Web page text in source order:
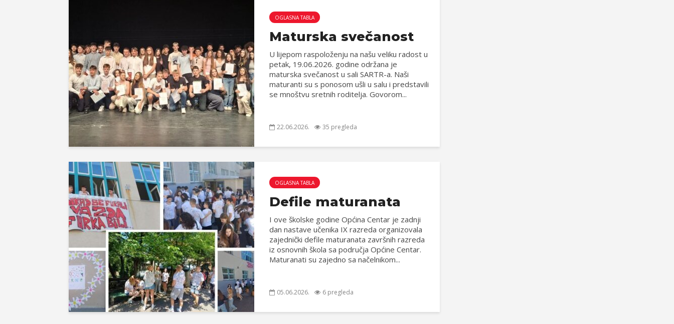
OGLASNA TABLA
Maturska svečanost
U lijepom raspoloženju na našu veliku radost u
petak, 19.06.2026. godine održana je
maturska svečanost u sali SARTR-a. Naši
maturanti su s ponosom ušli u salu i predstavili
se mnoštvu sretnih roditelja. Govorom...
22.06.2026. 35 pregleda
OGLASNA TABLA
Defile maturanata
I ove školske godine Općina Centar je zadnji
dan nastave učenika IX razreda organizovala
zajednički defile maturanata završnih razreda
iz osnovnih škola sa područja Općine Centar.
Maturanati su zajedno sa načelnikom...
05.06.2026. 6 pregleda